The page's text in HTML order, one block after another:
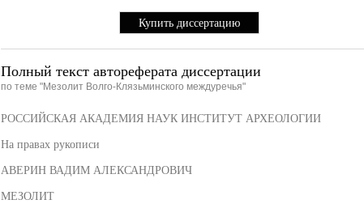
Купить диссертацию
Полный текст автореферата диссертации
по теме "Мезолит Волго-Клязьминского междуречья"
РОССИЙСКАЯ АКАДЕМИЯ НАУК ИНСТИТУТ АРХЕОЛОГИИ
На правах рукописи
АВЕРИН ВАДИМ АЛЕКСАНДРОВИЧ
МЕЗОЛИТ